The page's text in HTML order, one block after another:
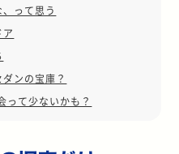
って思う
ンの宝庫？
て少ないかも？